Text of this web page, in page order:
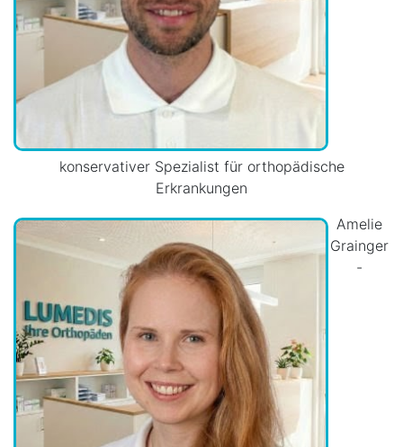
konservativer Spezialist für orthopädische
Erkrankungen
Amelie
Grainger
-